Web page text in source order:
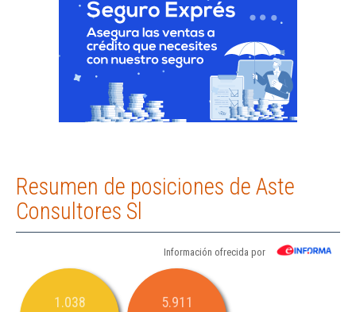
Resumen de posiciones de Aste
Consultores Sl
Información ofrecida por
1.038 5.911